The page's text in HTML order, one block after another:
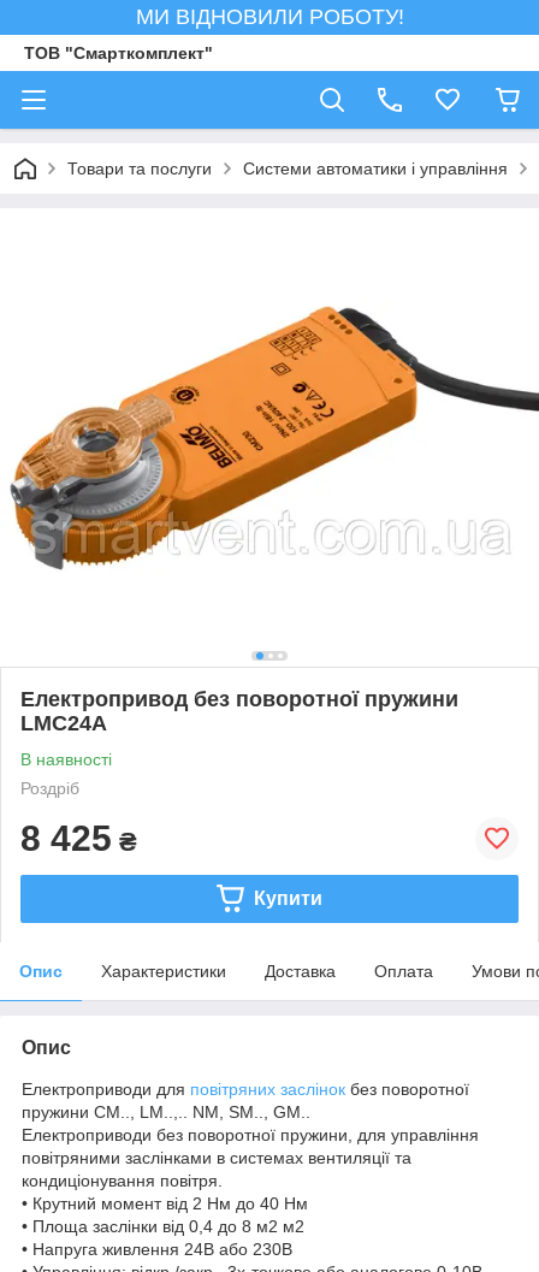
МИ ВІДНОВИЛИ РОБОТУ!
ТОВ "Смарткомплект"
Товари та послуги Системи автоматики і управління
Електропривод без поворотної пружини
LMC24A
В наявності
Роздріб
8 425 ₴
Купити
Опис Характеристики Доставка Оплата Умови
Опис
Електроприводи для повітряних заслінок без поворотної
пружини CM.., LM..,.. NM, SM.., GM..
Електроприводи без поворотної пружини, для управління
повітряними заслінками в системах вентиляції та
кондиціонування повітря.
• Крутний момент від 2 Нм до 40 Нм
• Площа заслінки від 0,4 до 8 м2 м2
• Напруга живлення 24В або 230В